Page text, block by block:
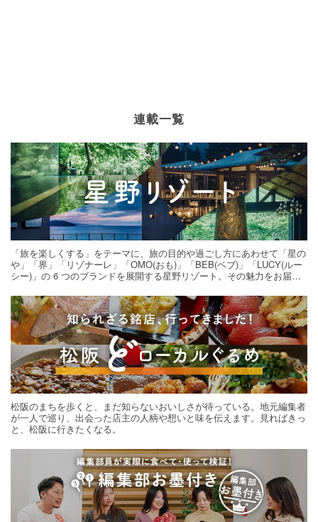
連載一覧
「旅を楽しくする」をテーマに、旅の目的や過ごし方にあわせて「星の
や」「界」「リゾナーレ」「OMO(おも)」「BEB(ベブ)」「LUCY(ルー
シー)」の 6 つのブランドを展開する星野リゾート。その魅力をお届け
松阪のまちを歩くと、まだ知らないおいしさが待っている。地元編集者
が一人で巡り、出会った店主の人柄や想いと味を伝えます。見ればきっ
と、松阪に行きたくなる。